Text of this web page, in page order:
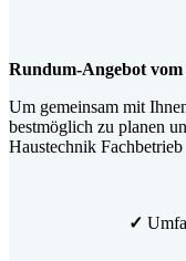
Rundum-Angebot vom
Um gemeinsam mit
bestmöglich zu planen
Haustechnik
✓